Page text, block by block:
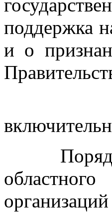
поддержка
и о
Срок
Порядок